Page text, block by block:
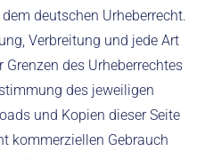
deutschen Urheberrecht.
Verbreitung und jede Art
des Urheberrechtes
des jeweiligen
und Kopien dieser Seite
kommerziellen Gebrauch